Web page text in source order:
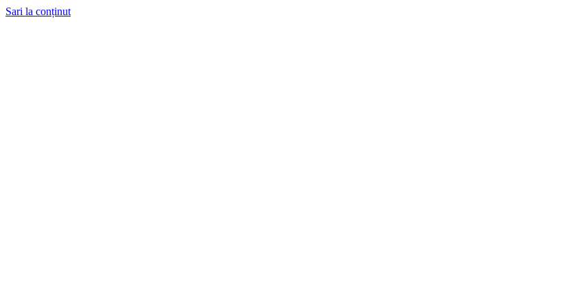
Sari la conținut